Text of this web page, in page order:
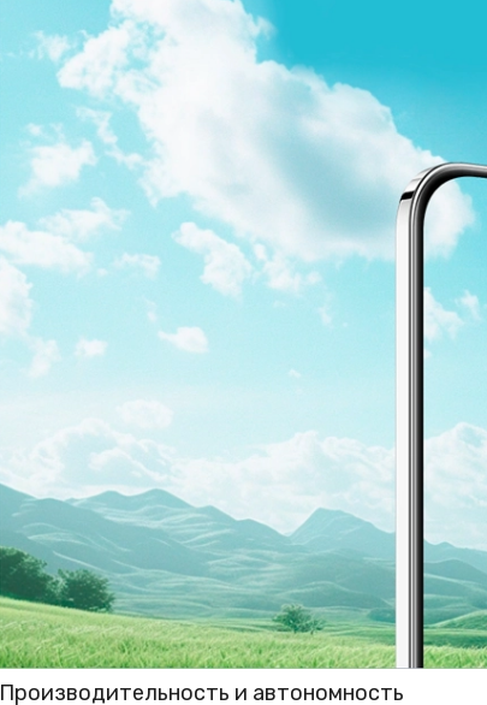
Производительность и автономность